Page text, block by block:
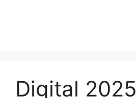
Digital 2025